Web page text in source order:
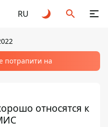
RU
потрапити на
относятся к